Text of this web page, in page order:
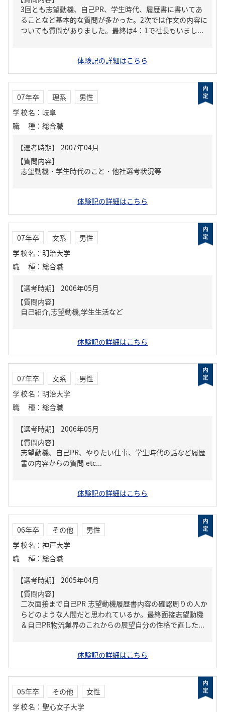
3回とも志望動機、自己PR、学生時代、履歴書に書いてあ
ることなど基本的な質問が多かった。2次では作文の内容に
ついても質問がありました。最終は4：1で社長もいまし...
体験記の詳細はこちら
07年卒 理系
男性
学校名 ： 岐阜
職種 ： 総合職
【質問内容】
志望動機・学生時代のこと・他社選考状況等
体験記の詳細はこちら
07年卒 文系
男性
学校名 ： 明治大学
職種 ： 総合職
【質問内容】
自己紹介,志望動機,学生生活など
体験記の詳細はこちら
07年卒 文系
男性
学校名 ： 明治大学
職種 ： 総合職
【質問内容】
志望動機、自己PR、やりたい仕事、学生時代の話など履歴
書の内容からの質問 etc...
体験記の詳細はこちら
06年卒 その他
男性
学校名 ： 神戸大学
職種 ： 総合職
【質問内容】
二次面接まで自己PR 志望動機履歴書内容の確認周りの人か
らどのような人間だと思われているか。最終面接志望動機
＆自己PR物流業界のこれからの展望自分の性格で直した...
体験記の詳細はこちら
05年卒 その他
女性
学校名 ： 聖心女子大学